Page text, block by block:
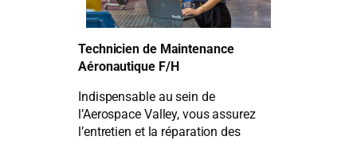
Technicien de Maintenance
Aéronautique F/H
Indispensable au sein de
l’Aerospace Valley, vous assurez
l’entretien et la réparation des